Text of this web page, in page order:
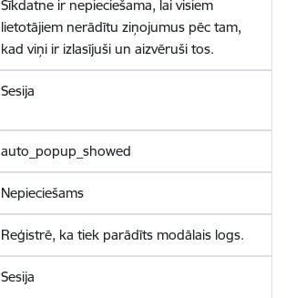
Sīkdatne ir nepieciešama, lai visiem
lietotājiem nerādītu ziņojumus pēc tam,
kad viņi ir izlasījuši un aizvēruši tos.
Sesija
auto_popup_showed
Nepieciešams
Reģistrē, ka tiek parādīts modālais logs.
Sesija